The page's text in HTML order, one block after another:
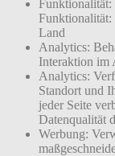
Funktionalität:
Funktionalität:
Land
Analytics:
Interaktion im
Analytics:
Standort und
jeder Seite
Datenqualität
Werbung: